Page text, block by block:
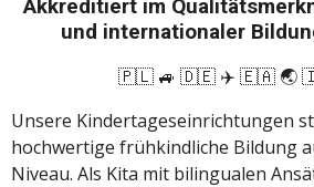
Akkreditiert im
und internationaler
🇵🇱 🚙 🇩🇪 ✈️ 🇪🇦 🌏
Unsere Kindertageseinrichtungen
hochwertige frühkindliche Bildung
Niveau. Als Kita mit bilingualen